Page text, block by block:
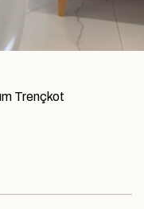
Trençkot